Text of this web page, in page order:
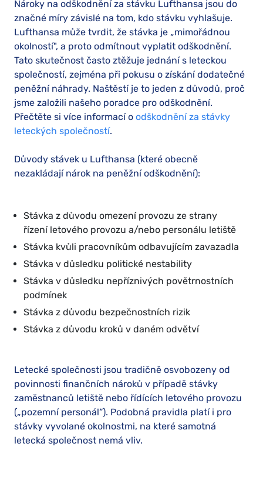
Nároky na odškodnění za stávku Lufthansa jsou do
značné míry závislé na tom, kdo stávku vyhlašuje.
Lufthansa může tvrdit, že stávka je „mimořádnou
okolností", a proto odmítnout vyplatit odškodnění.
Tato skutečnost často ztěžuje jednání s leteckou
společností, zejména při pokusu o získání dodatečné
peněžní náhrady. Naštěstí je to jeden z důvodů, proč
jsme založili našeho poradce pro odškodnění.
Přečtěte si více informací o odškodnění za stávky
leteckých společností.
Důvody stávek u Lufthansa (které obecně
nezakládají nárok na peněžní odškodnění):
Stávka z důvodu omezení provozu ze strany
řízení letového provozu a/nebo personálu letiště
Stávka kvůli pracovníkům odbavujícím zavazadla
Stávka v důsledku politické nestability
Stávka v důsledku nepříznivých povětrnostních
podmínek
Stávka z důvodu bezpečnostních rizik
Stávka z důvodu kroků v daném odvětví
Letecké společnosti jsou tradičně osvobozeny od
povinnosti finančních nároků v případě stávky
zaměstnanců letiště nebo řídících letového provozu
(„pozemní personál“). Podobná pravidla platí i pro
stávky vyvolané okolnostmi, na které samotná
letecká společnost nemá vliv.